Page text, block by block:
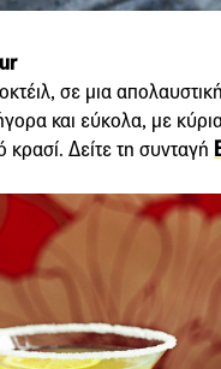
σε μια
και εύκολα, με
κρασί. Δείτε τη συνταγή